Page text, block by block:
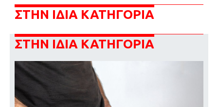
ΣΤΗΝ ΙΔΙΑ ΚΑΤΗΓΟΡΙΑ
ΣΤΗΝ ΙΔΙΑ ΚΑΤΗΓΟΡΙΑ